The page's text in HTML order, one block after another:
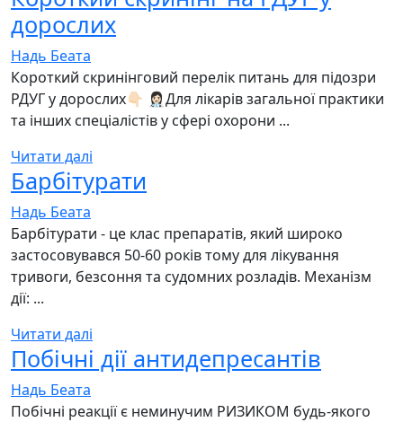
дорослих
Надь Беата
Короткий скринінговий перелік питань для підозри
РДУГ у дорослих👇🏻 👩🏻‍⚕️Для лікарів загальної практики
та інших спеціалістів у сфері охорони ...
Читати далі
Барбітурати
Надь Беата
Барбітурати - це клас препаратів, який широко
застосовувався 50-60 років тому для лікування
тривоги, безсоння та судомних розладів. Механізм
дії: ...
Читати далі
Побічні дії антидепресантів
Надь Беата
Побічні реакції є неминучим РИЗИКОМ будь-якого